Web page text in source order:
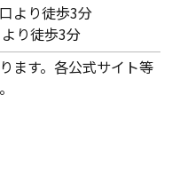
より徒歩3分
り徒歩3分
ます。各公式サイト等